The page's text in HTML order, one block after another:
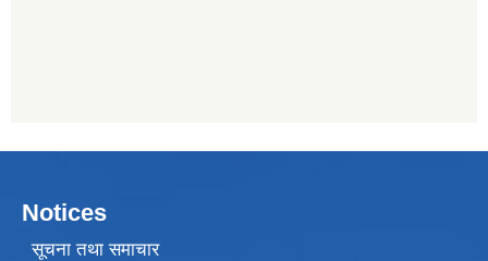
Notices
सूचना तथा समाचार